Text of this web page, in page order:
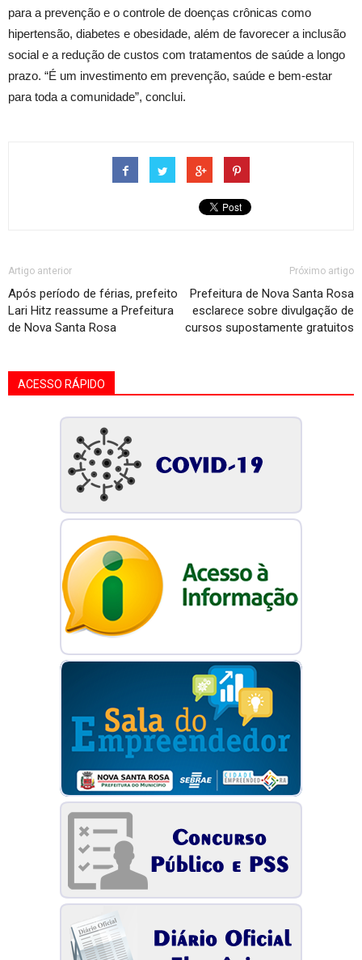
para a prevenção e o controle de doenças crônicas como
hipertensão, diabetes e obesidade, além de favorecer a inclusão
social e a redução de custos com tratamentos de saúde a longo
prazo. “É um investimento em prevenção, saúde e bem-estar
para toda a comunidade”, conclui.
Artigo anterior
Após período de férias, prefeito
Lari Hitz reassume a Prefeitura
de Nova Santa Rosa
Próximo artigo
Prefeitura de Nova Santa Rosa
esclarece sobre divulgação de
cursos supostamente gratuitos
ACESSO RÁPIDO